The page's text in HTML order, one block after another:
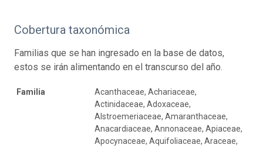
Cobertura taxonómica
Familias que se han ingresado en la base de datos,
estos se irán alimentando en el transcurso del año.
Familia
Acanthaceae, Achariaceae,
Actinidaceae, Adoxaceae,
Alstroemeriaceae, Amaranthaceae,
Anacardiaceae, Annonaceae, Apiaceae,
Apocynaceae, Aquifoliaceae, Araceae,